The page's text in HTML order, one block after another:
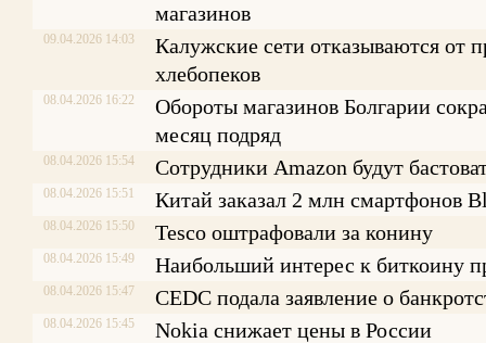
магазинов
09.04.2026 14:03
Калужские сети отказываются от
хлебопеков
08.04.2026 16:22
Обороты магазинов Болгарии
месяц подряд
08.04.2026 15:54 Сотрудники Amazon будут
08.04.2026 15:51 Китай заказал 2 млн смартфонов
08.04.2026 15:50 Tesco оштрафовали за конину
08.04.2026 15:49 Наибольший интерес к биткоину
08.04.2026 15:47 CEDC подала заявление о
08.04.2026 15:45 Nokia снижает цены в России